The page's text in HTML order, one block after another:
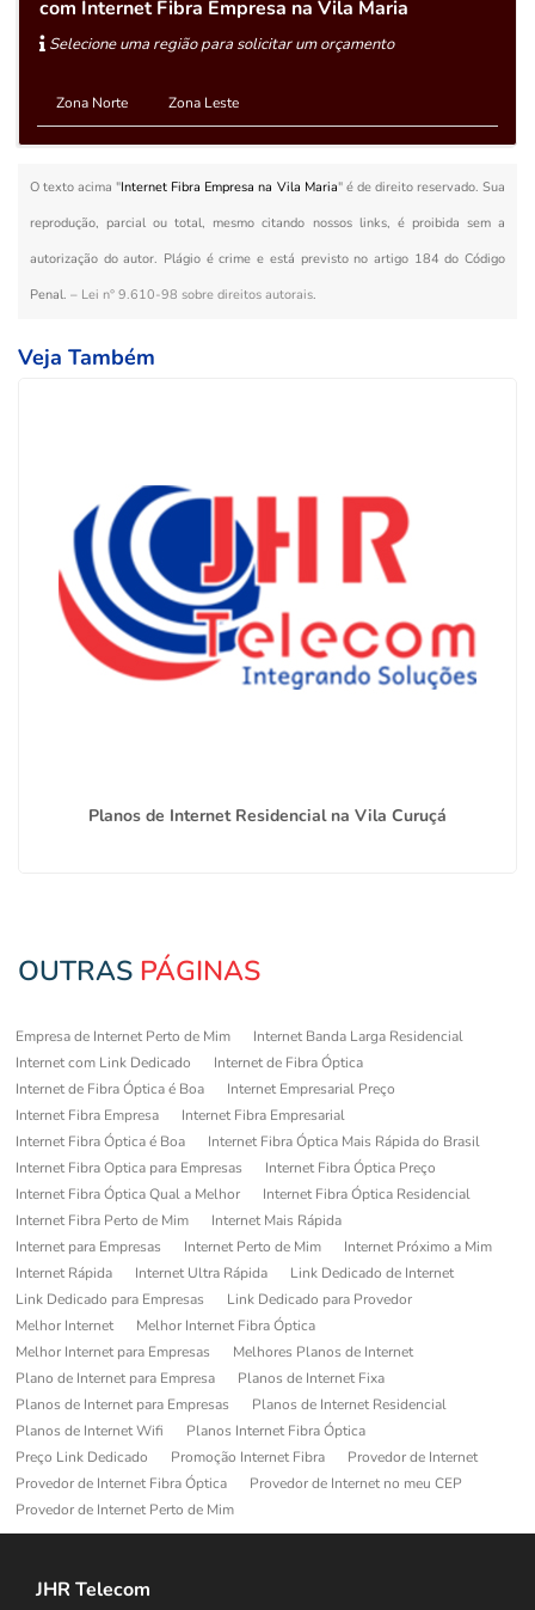
com Internet Fibra Empresa na Vila Maria
Selecione uma região para solicitar um orçamento
Zona Norte Zona Leste
O texto acima "Internet Fibra Empresa na Vila Maria" é de direito reservado. Sua
reprodução, parcial ou total, mesmo citando nossos links, é proibida sem a
autorização do autor. Plágio é crime e está previsto no artigo 184 do Código
Penal. – Lei n° 9.610-98 sobre direitos autorais.
Veja Também
Planos de Internet Residencial na Vila Curuçá
OUTRAS PÁGINAS
Empresa de Internet Perto de Mim
Internet Banda Larga Residencial
Internet com Link Dedicado
Internet de Fibra Óptica
Internet de Fibra Óptica é Boa
Internet Empresarial Preço
Internet Fibra Empresa
Internet Fibra Empresarial
Internet Fibra Óptica é Boa
Internet Fibra Óptica Mais Rápida do Brasil
Internet Fibra Optica para Empresas
Internet Fibra Óptica Preço
Internet Fibra Óptica Qual a Melhor
Internet Fibra Óptica Residencial
Internet Fibra Perto de Mim
Internet Mais Rápida
Internet para Empresas
Internet Perto de Mim
Internet Próximo a Mim
Internet Rápida
Internet Ultra Rápida
Link Dedicado de Internet
Link Dedicado para Empresas
Link Dedicado para Provedor
Melhor Internet
Melhor Internet Fibra Óptica
Melhor Internet para Empresas
Melhores Planos de Internet
Plano de Internet para Empresa
Planos de Internet Fixa
Planos de Internet para Empresas
Planos de Internet Residencial
Planos de Internet Wifi
Planos Internet Fibra Óptica
Preço Link Dedicado
Promoção Internet Fibra
Provedor de Internet
Provedor de Internet Fibra Óptica
Provedor de Internet no meu CEP
Provedor de Internet Perto de Mim
JHR Telecom